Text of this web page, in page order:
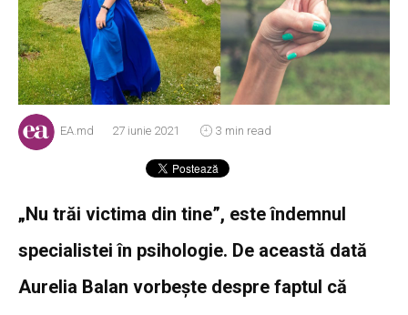
EA.md 27 iunie 2021 3 min read
„Nu trăi victima din tine”, este îndemnul
specialistei în psihologie. De această dată
Aurelia Balan vorbește despre faptul că